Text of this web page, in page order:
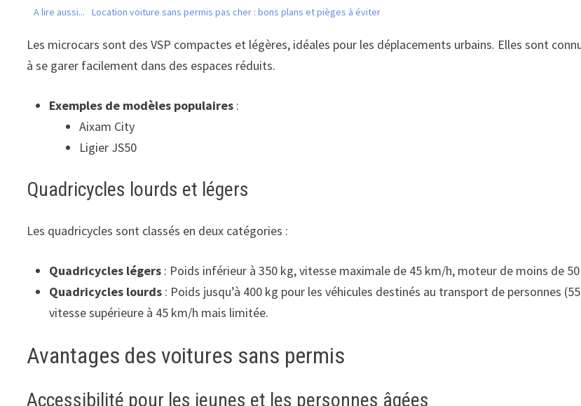
A lire aussi... Location voiture sans permis pas cher : bons plans et pièges à éviter
Les microcars sont des VSP compactes et légères, idéales pour les déplacements urbains. Elles sont
à se garer facilement dans des espaces réduits.
Exemples de modèles populaires :
Aixam City
Ligier JS50
Quadricycles lourds et légers
Les quadricycles sont classés en deux catégories :
Quadricycles légers : Poids inférieur à 350 kg, vitesse maximale de 45 km/h, moteur de moins de 50
Quadricycles lourds : Poids jusqu’à 400 kg pour les véhicules destinés au transport de personnes
vitesse supérieure à 45 km/h mais limitée.
Avantages des voitures sans permis
Accessibilité pour les jeunes et les personnes âgées